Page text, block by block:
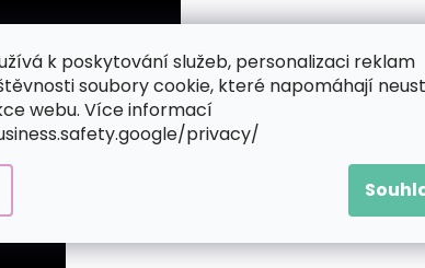
k poskytování služeb, personalizaci reklam
soubory cookie, které napomáhají
webu. Více informací
privacy/